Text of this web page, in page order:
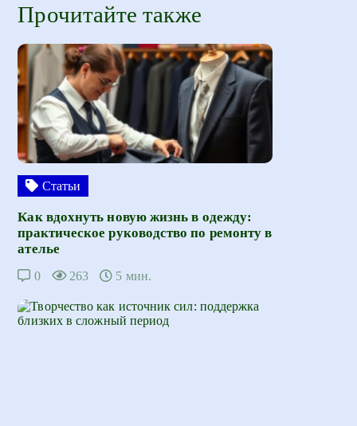
Прочитайте также
Статьи
Как вдохнуть новую жизнь в одежду:
практическое руководство по ремонту в
ателье
0 263 5 мин.